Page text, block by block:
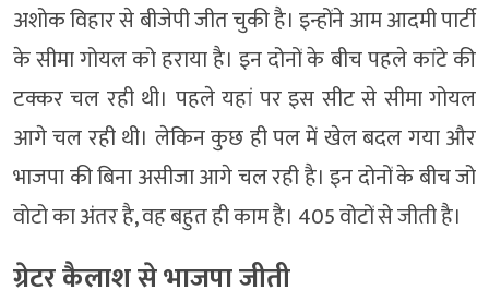
अशोक विहार से बीजेपी जीत चुकी है। इन्होंने आम आदमी पार्टी
के सीमा गोयल को हराया है। इन दोनों के बीच पहले कांटे की
टक्कर चल रही थी। पहले यहां पर इस सीट से सीमा गोयल
आगे चल रही थी। लेकिन कुछ ही पल में खेल बदल गया और
भाजपा की बिना असीजा आगे चल रही है। इन दोनों के बीच जो
वोटो का अंतर है, वह बहुत ही काम है। 405 वोटों से जीती है।
ग्रेटर कैलाश से भाजपा जीती